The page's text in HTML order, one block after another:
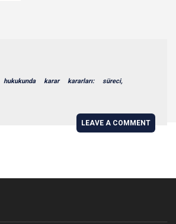
hukukunda karar kararları: süreci,
LEAVE A COMMENT